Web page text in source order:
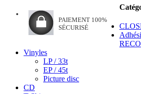
PAIEMENT 100%
SÉCURISÉ
Vinyles
LP / 33t
EP / 45t
Picture disc
CD